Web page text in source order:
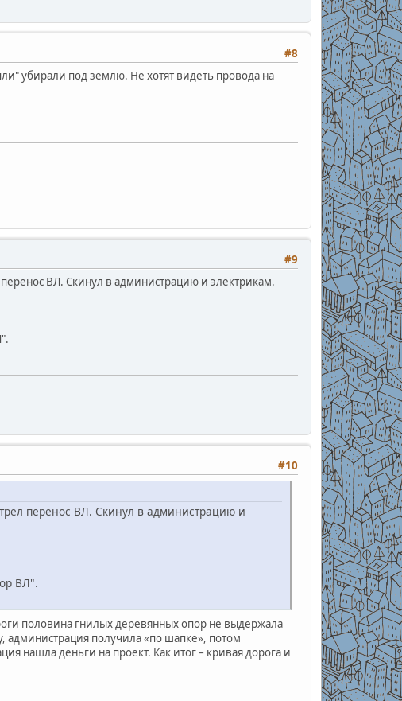
#8
убирали под землю. Не хотят видеть провода на
#9
ВЛ. Скинул в администрацию и электрикам.
#10
перенос ВЛ. Скинул в администрацию и
ВЛ".
половина гнилых деревянных опор не выдержала
администрация получила «по шапке», потом
нашла деньги на проект. Как итог – кривая дорога и